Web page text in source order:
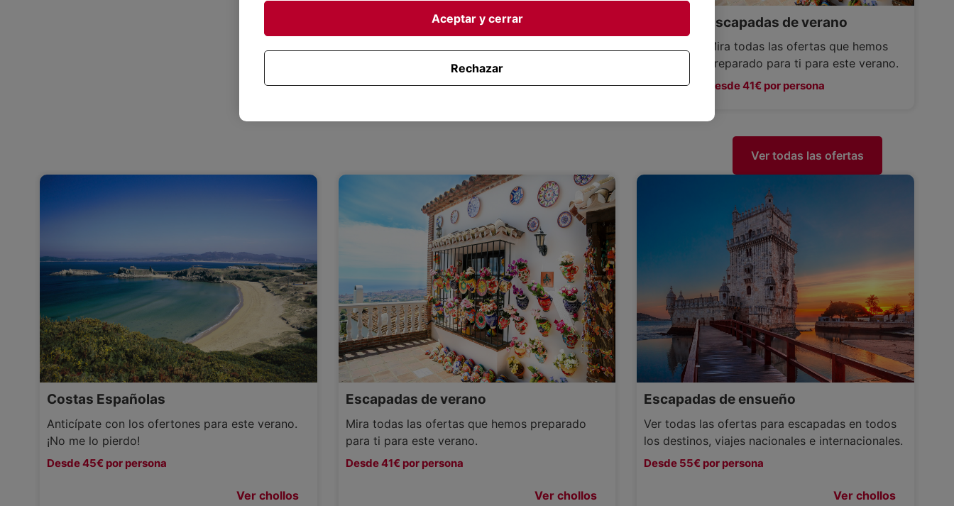
Escapadas de verano
Mira todas las ofertas que hemos
preparado para ti para este verano.
Desde 41€ por persona
Ver todas las ofertas
Costas Españolas
Anticípate con los ofertones para este verano.
¡No me lo pierdo!
Desde 45€ por persona
Ver chollos
Escapadas de verano
Mira todas las ofertas que hemos preparado
para ti para este verano.
Desde 41€ por persona
Ver chollos
Escapadas de ensueño
Ver todas las ofertas para escapadas en todos
los destinos, viajes nacionales e internacionales.
Desde 55€ por persona
Ver chollos
Aceptar y cerrar
Rechazar